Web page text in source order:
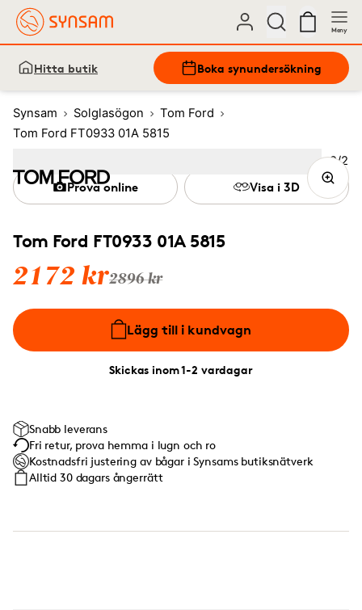
Meny
Hitta butik Boka synundersökning
Synsam Solglasögon
Tom Ford
Tom Ford FT0933 01A 5815
Tom Ford FT0933 01A 5815
2172 kr2896 kr
Lägg till i kundvagn
Skickas inom 1-2 vardagar
Prova online Visa i 3D
Snabb leverans
Fri retur, prova hemma i lugn och ro
Kostnadsfri justering av bågar i Synsams butiksnätverk
Alltid 30 dagars ångerrätt
Bild
2/2
Image (Current image)